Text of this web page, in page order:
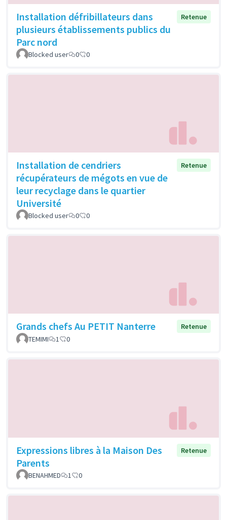
Installation défribillateurs dans
plusieurs établissements publics du
Parc nord
Retenue
Blocked user 0 0
Installation de cendriers
récupérateurs de mégots en vue de
leur recyclage dans le quartier
Université
Retenue
Blocked user 0 0
Grands chefs Au PETIT Nanterre
Retenue
TEMIMI
1 0
Expressions libres à la Maison Des
Parents
Retenue
BENAHMED 1 0